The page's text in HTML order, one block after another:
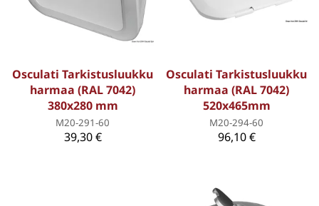
Osculati Tarkistusluukku
harmaa (RAL 7042)
380x280 mm
M20-291-60
39,30 €
Osculati Tarkistusluukku
harmaa (RAL 7042)
520x465mm
M20-294-60
96,10 €